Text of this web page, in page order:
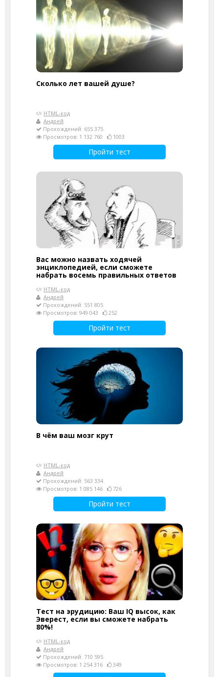
Cколько лет вашей душе?
HTML-код
Андрей
Прохождений: 655 375
Просмотров: 1 132 760
1003
Пройти тест
Вас можно назвать ходячей
энциклопедией, если сможете
набрать восемь правильных ответов
HTML-код
Андрей
Прохождений: 551 805
Просмотров: 949 043
252
Пройти тест
В чём ваш мозг крут
HTML-код
Андрей
Прохождений: 563 334
Просмотров: 1 085 146
726
Пройти тест
Тест на эрудицию: Ваш IQ высок, как
Эверест, если вы сможете набрать
80%!
HTML-код
Андрей
Прохождений: 710 595
Просмотров: 1 254 316
349